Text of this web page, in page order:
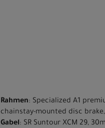
Rahmen: Specialized A1
chainstay-mounted disc
Gabel: SR Suntour XCM 29,